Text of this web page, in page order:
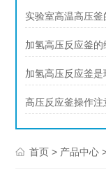
实验室高温高压
加氢高压反应釜
加氢高压反应釜
高压反应釜操作
首页 > 产品中心